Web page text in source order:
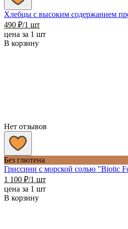
Хлебцы с высоким содержанием
490 ₽/1 шт
цена за 1 шт
В корзину
Нет отзывов
Без глютена
Гриссини с морской солью "Biotic
1 100 ₽/1 шт
цена за 1 шт
В корзину